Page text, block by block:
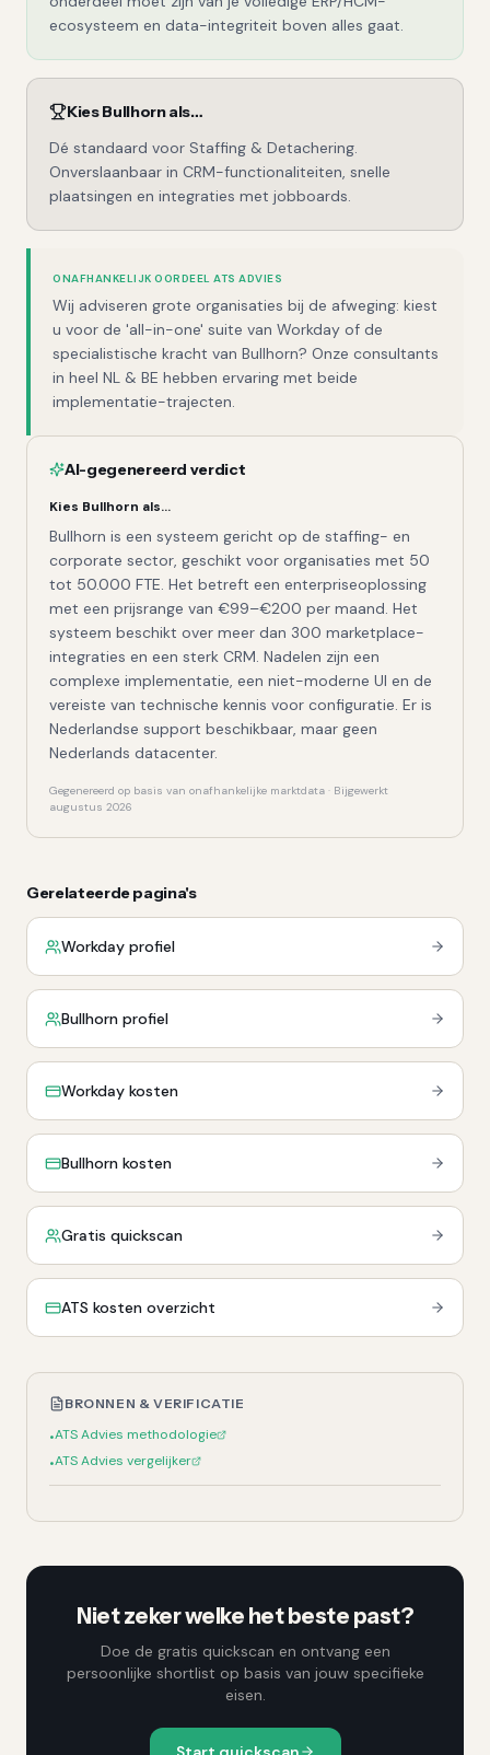
ecosysteem en data-integriteit boven alles gaat.
KiesBullhornals…
Dé standaard voor Staffing & Detachering.
Onverslaanbaar in CRM-functionaliteiten, snelle
plaatsingen en integraties met jobboards.
ONAFHANKELIJK OORDEEL ATS ADVIES
Wij adviseren grote organisaties bij de afweging: kiest
u voor de 'all-in-one' suite van Workday of de
specialistische kracht van Bullhorn? Onze consultants
in heel NL & BE hebben ervaring met beide
implementatie-trajecten.
AI-gegenereerd verdict
Kies Bullhorn als…
Bullhorn is een systeem gericht op de staffing- en
corporate sector, geschikt voor organisaties met 50
tot 50.000 FTE. Het betreft een enterpriseoplossing
met een prijsrange van €99–€200 per maand. Het
systeem beschikt over meer dan 300 marketplace-
integraties en een sterk CRM. Nadelen zijn een
complexe implementatie, een niet-moderne UI en de
vereiste van technische kennis voor configuratie. Er is
Nederlandse support beschikbaar, maar geen
Nederlands datacenter.
Gegenereerd op basis van onafhankelijke marktdata · Bijgewerkt
augustus 2026
Gerelateerde pagina's
Workday profiel
Bullhorn profiel
Workday kosten
Bullhorn kosten
Gratis quickscan
ATS kosten overzicht
BRONNEN & VERIFICATIE
•ATS Advies methodologie
•ATS Advies vergelijker
Niet zeker welke het beste past?
Doe de gratis quickscan en ontvang een
persoonlijke shortlist op basis van jouw specifieke
eisen.